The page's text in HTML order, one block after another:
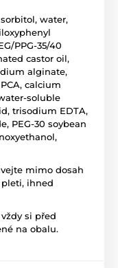
water,
PPG-35/40
castor oil,
alginate,
calcium
soluble
trisodium EDTA,
PEG-30 soybean
mimo dosah
ihned
si před
na obalu.